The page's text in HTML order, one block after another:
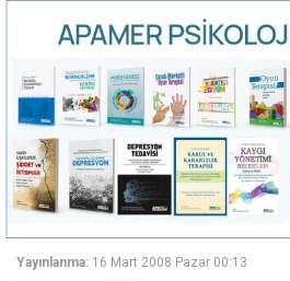
Yayınlanma: 16 Mart 2008 Pazar 00:13